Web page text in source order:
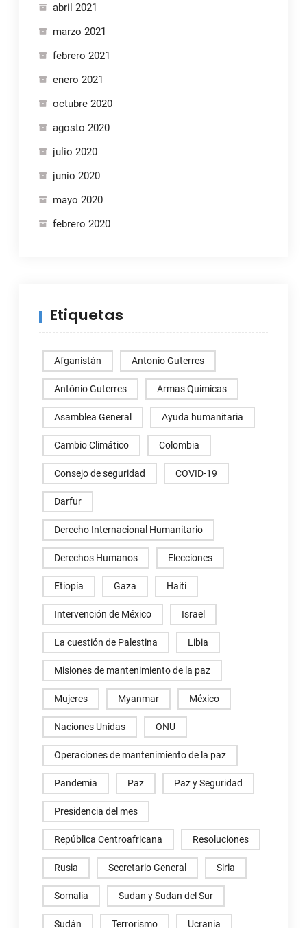
abril 2021
marzo 2021
febrero 2021
enero 2021
octubre 2020
agosto 2020
julio 2020
junio 2020
mayo 2020
febrero 2020
Etiquetas
Afganistán Antonio Guterres
António Guterres Armas Quimicas
Asamblea General Ayuda humanitaria
Cambio Climático Colombia
Consejo de seguridad COVID-19
Darfur
Derecho Internacional Humanitario
Derechos Humanos Elecciones
Etiopía Gaza Haití
Intervención de México Israel
La cuestión de Palestina Libia
Misiones de mantenimiento de la paz
Mujeres Myanmar México
Naciones Unidas ONU
Operaciones de mantenimiento de la paz
Pandemia Paz Paz y Seguridad
Presidencia del mes
República Centroafricana Resoluciones
Rusia Secretario General Siria
Somalia Sudan y Sudan del Sur
Sudán Terrorismo Ucrania